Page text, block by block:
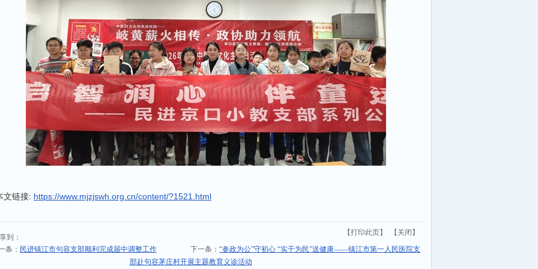
文链接: https://www.mjzjswh.org.cn/content/?1521.html
到：
【打印此页】 【 关闭 】
条： 民进镇江市句容支部顺利完成届中调整工作 下一条： “参政为公”守初心 “实干为民”送健康——镇江市第一人民医院支
部赴句容茅庄村开展主题教育义诊活动